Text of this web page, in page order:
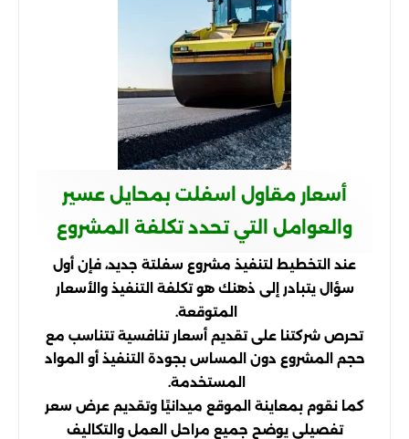
أسعار مقاول اسفلت بمحايل عسير
والعوامل التي تحدد تكلفة المشروع
عند التخطيط لتنفيذ مشروع سفلتة جديد، فإن أول
سؤال يتبادر إلى ذهنك هو تكلفة التنفيذ والأسعار
المتوقعة.
تحرص شركتنا على تقديم أسعار تنافسية تتناسب مع
حجم المشروع دون المساس بجودة التنفيذ أو المواد
المستخدمة.
كما نقوم بمعاينة الموقع ميدانيًا وتقديم عرض سعر
تفصيلي يوضح جميع مراحل العمل والتكاليف